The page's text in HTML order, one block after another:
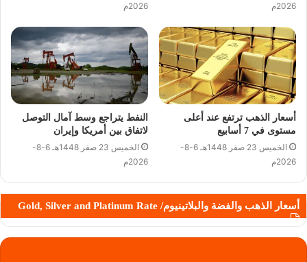
2026م
2026م
أسعار الذهب ترتفع عند أعلى
مستوى في 7 أسابيع
الخميس 23 صفر 1448هـ 6-8-
2026م
النفط يتراجع وسط آمال التوصل
لاتفاق بين أمريكا وإيران
الخميس 23 صفر 1448هـ 6-8-
2026م
أسعار الذهب والفضة والبلاتينيوم/ Gold, Silver and Platinum Rate